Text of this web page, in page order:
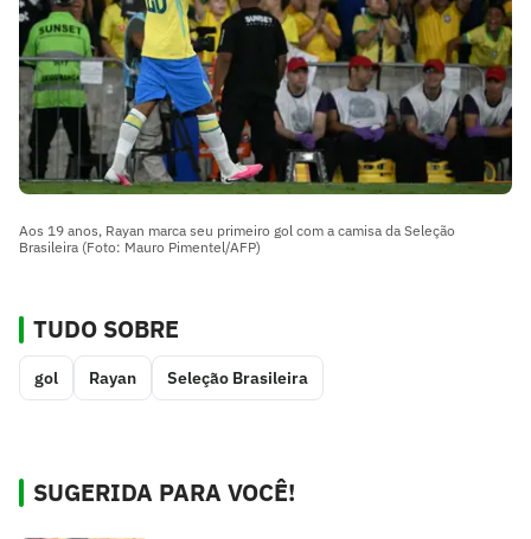
Aos 19 anos, Rayan marca seu primeiro gol com a camisa da Seleção
Brasileira (Foto: Mauro Pimentel/AFP)
TUDO SOBRE
gol Rayan Seleção Brasileira
SUGERIDA PARA VOCÊ!